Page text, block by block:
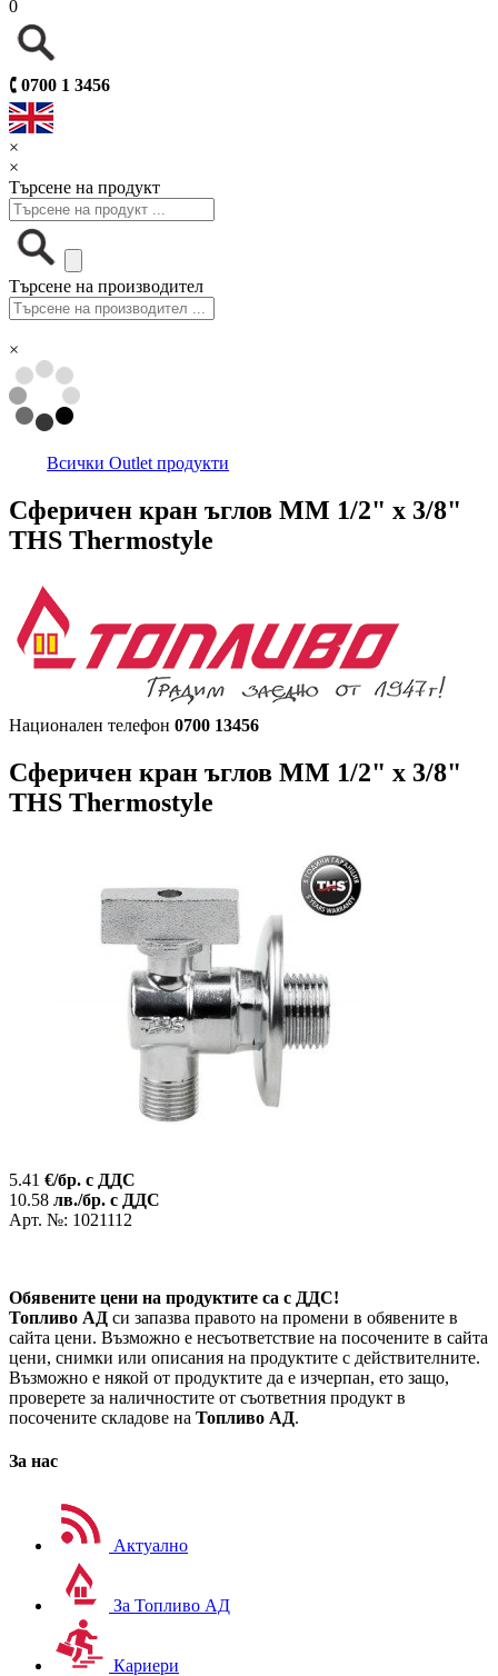
0
🕻 0700 1 3456
×
×
Търсене на продукт
Търсене на производител
×
Всички Outlet продукти
Cферичен кран ъглов ММ 1/2" х 3/8"
THS Thermostyle
Национален телефон 0700 13456
Cферичен кран ъглов ММ 1/2" х 3/8"
THS Thermostyle
5.41 €/бр. с ДДС
10.58 лв./бр. с ДДС
Арт. №: 1021112
Обявените цени на продуктите са с ДДС!
Топливо АД си запазва правото на промени в обявените в
сайта цени. Възможно е несъответствие на посочените в сайта
цени, снимки или описания на продуктите с действителните.
Възможно е някой от продуктите да е изчерпан, ето защо,
проверете за наличностите от съответния продукт в
посочените складове на Топливо АД.
За нас
Актуално
За Топливо АД
Кариери